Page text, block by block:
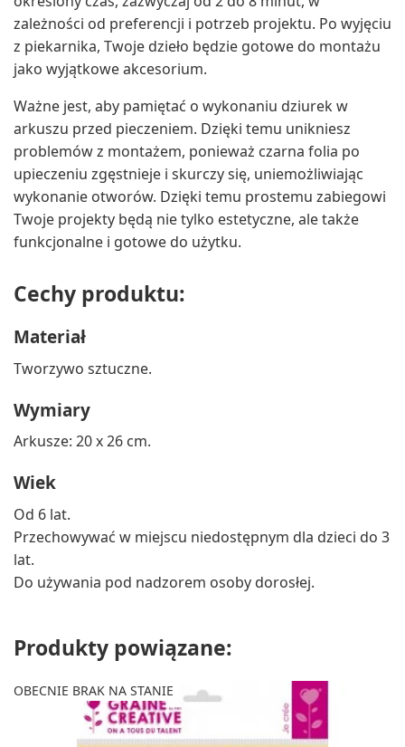
zależności od preferencji i potrzeb projektu. Po wyjęciu
z piekarnika, Twoje dzieło będzie gotowe do montażu
jako wyjątkowe akcesorium.
Ważne jest, aby pamiętać o wykonaniu dziurek w
arkuszu przed pieczeniem. Dzięki temu unikniesz
problemów z montażem, ponieważ czarna folia po
upieczeniu zgęstnieje i skurczy się, uniemożliwiając
wykonanie otworów. Dzięki temu prostemu zabiegowi
Twoje projekty będą nie tylko estetyczne, ale także
funkcjonalne i gotowe do użytku.
Cechy produktu:
Materiał
Tworzywo sztuczne.
Wymiary
Arkusze: 20 x 26 cm.
Wiek
Od 6 lat.
Przechowywać w miejscu niedostępnym dla dzieci do 3
lat.
Do używania pod nadzorem osoby dorosłej.
Produkty powiązane:
OBECNIE BRAK NA STANIE